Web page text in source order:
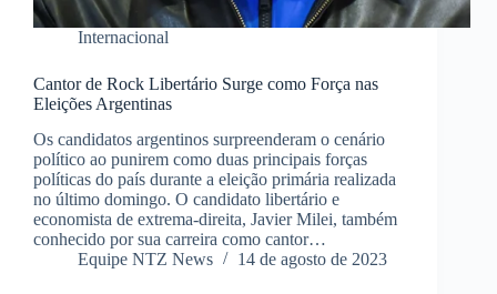
Internacional
Cantor de Rock Libertário Surge como Força nas
Eleições Argentinas
Os candidatos argentinos surpreenderam o cenário
político ao punirem como duas principais forças
políticas do país durante a eleição primária realizada
no último domingo. O candidato libertário e
economista de extrema-direita, Javier Milei, também
conhecido por sua carreira como cantor…
Equipe NTZ News
14 de agosto de 2023